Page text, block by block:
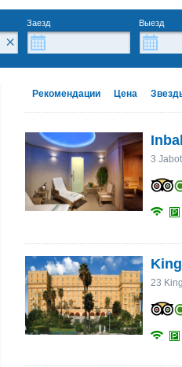
×
Заезд Выезд
Рекомендации Цена
3
23